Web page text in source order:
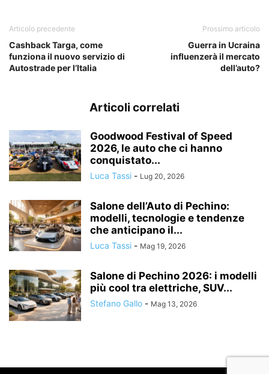
Articolo precedente
Cashback Targa, come
funziona il nuovo servizio di
Autostrade per l’Italia
Prossimo articolo
Guerra in Ucraina
influenzerà il mercato
dell’auto?
Articoli correlati
Goodwood Festival of Speed
2026, le auto che ci hanno
conquistato...
Luca Tassi - Lug 20, 2026
Salone dell’Auto di Pechino:
modelli, tecnologie e tendenze
che anticipano il...
Luca Tassi - Mag 19, 2026
Salone di Pechino 2026: i modelli
più cool tra elettriche, SUV...
Stefano Gallo - Mag 13, 2026